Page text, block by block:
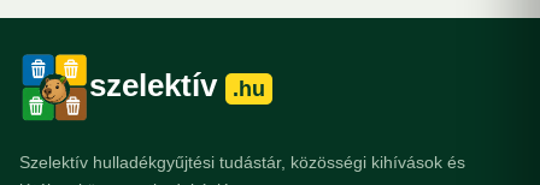
szelektív .hu
Szelektív hulladékgyűjtési tudástár, közösségi kihívások és